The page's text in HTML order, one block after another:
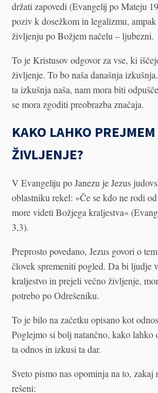
držati zapovedi (Evangelij po Mateju
poziv k dosežkom in legalizmu,
življenju po Božjem načelu – ljubezni.
To je Kristusov odgovor za vse, ki
življenje. To bo naša današnja
ta izkušnja naša, nam mora biti
se mora zgoditi preobrazba značaja.
KAKO LAHKO PREJMEM
ŽIVLJENJE?
V Evangeliju po Janezu je Jezus
oblastniku rekel: »Če se kdo ne rodi
more videti Božjega kraljestva«
3,3).
Preprosto povedano, Jezus govori o
človek spremeniti pogled. Da bi ljudje
kraljestvo in prejeli večno življenje,
potrebo po Odrešeniku.
To je bilo na začetku opisano kot
Poglejmo si bolj natančno, kako lahko
ta odnos in izkusi ta dar.
Sveto pismo nas opominja na to, zakaj
rešeni: